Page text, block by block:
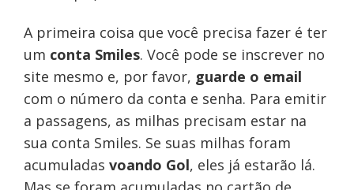
A primeira coisa que você precisa fazer é ter
um conta Smiles. Você pode se inscrever no
site mesmo e, por favor, guarde o email
com o número da conta e senha. Para emitir
a passagens, as milhas precisam estar na
sua conta Smiles. Se suas milhas foram
acumuladas voando Gol, eles já estarão lá.